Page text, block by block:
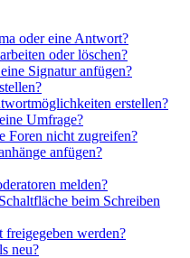
oder eine Antwort?
oder löschen?
Signatur anfügen?
erstellen?
Umfrage?
Foren nicht zugreifen?
anfügen?
melden?
beim Schreiben
freigegeben werden?
neu?